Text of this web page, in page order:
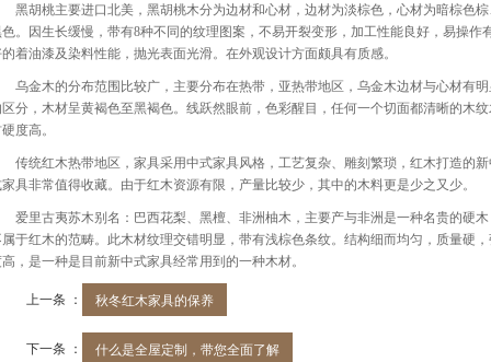
黑胡桃主要进口北美，黑胡桃木分为边材和心材，边材为淡棕色，心材为暗棕色棕
。因生长缓慢，带有8种不同的纹理图案，不易开裂变形，加工性能良好，易操作
着油漆及染料性能，抛光表面光滑。在外观设计方面颇具有质感。
乌金木的分布范围比较广，主要分布在热带，亚热带地区，乌金木边材与心材有明
分，木材呈黄褐色至黑褐色。线跃然眼前，色彩醒目，任何一个切面都清晰的木纹
度高。
传统红木热带地区，家具采用中式家具风格，工艺复杂、雕刻繁琐，红木打造的新
具非常值得收藏。由于红木资源有限，产量比较少，其中的木料更是少之又少。
爱里古夷苏木别名：巴西花梨、黑檀、非洲柚木，主要产与非洲是一种名贵的硬木
于红木的范畴。此木材纹理交错明显，带有浅棕色条纹。结构细而均匀，质量硬，
，是一种是目前新中式家具经常用到的一种木材。
上一条 ： 秋冬红木家具的保养
下一条 ： 什么是全屋定制，带您全面了解